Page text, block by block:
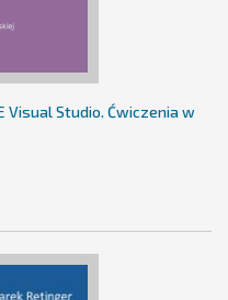
Visual Studio. Ćwiczenia w